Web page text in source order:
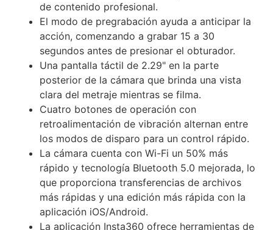
de contenido profesional.
El modo de pregrabación ayuda a anticipar la
acción, comenzando a grabar 15 a 30
segundos antes de presionar el obturador.
Una pantalla táctil de 2.29" en la parte
posterior de la cámara que brinda una vista
clara del metraje mientras se filma.
Cuatro botones de operación con
retroalimentación de vibración alternan entre
los modos de disparo para un control rápido.
La cámara cuenta con Wi-Fi un 50% más
rápido y tecnología Bluetooth 5.0 mejorada, lo
que proporciona transferencias de archivos
más rápidas y una edición más rápida con la
aplicación iOS/Android.
La aplicación Insta360 ofrece herramientas de